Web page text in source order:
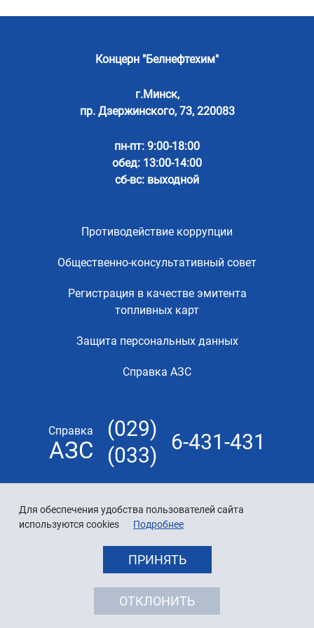
Для обеспечения удобства пользователей сайта
используются cookies
Подробнее
ПРИНЯТЬ
ОТКЛОНИТЬ
Концерн "Белнефтехим"
г.Минск,
пр. Дзержинского, 73, 220083
пн-пт: 9:00-18:00
обед: 13:00-14:00
сб-вс: выходной
Противодействие коррупции
Общественно-консультативный совет
Регистрация в качестве эмитента
топливных карт
Защита персональных данных
Справка АЗС
Справка
АЗС
(029)
(033)
6-431-431
© 2026 «Белнефтехим»